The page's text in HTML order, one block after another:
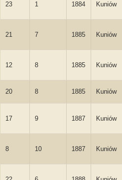
23 1 1884 Kuniów
21 7 1885 Kuniów
12 8 1885 Kuniów
20 8 1885 Kuniów
17 9 1887 Kuniów
8 10 1887 Kuniów